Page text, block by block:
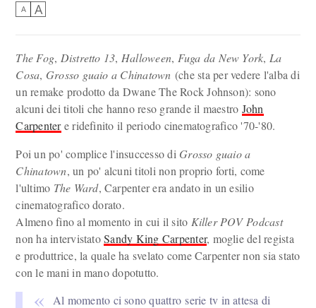
A A
The Fog, Distretto 13, Halloween, Fuga da New York, La
Cosa, Grosso guaio a Chinatown (che sta per vedere l'alba di
un remake prodotto da Dwane The Rock Johnson): sono
alcuni dei titoli che hanno reso grande il maestro John
Carpentere ridefinito il periodo cinematografico '70-'80.
Poi un po' complice l'insuccesso di Grosso guaio a
Chinatown, un po' alcuni titoli non proprio forti, come
l'ultimo The Ward, Carpenter era andato in un esilio
cinematografico dorato.
Almeno fino al momento in cui il sito Killer POV Podcast
non ha intervistatoSandy King Carpenter, moglie del regista
e produttrice, la quale ha svelato come Carpenter non sia stato
con le mani in mano dopotutto.
Al momento ci sono quattro serie tv in attesa di